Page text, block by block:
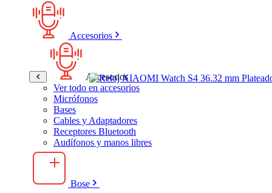
Accesorios
Accesorios
Ver todo en accesorios
Micrófonos
Bases
Cables y Adaptadores
Receptores Bluetooth
Audífonos y manos libres
Bose